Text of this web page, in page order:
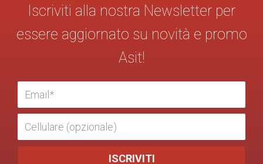
Iscriviti alla nostra Newsletter per
essere aggiornato su novità e promo
Asit!